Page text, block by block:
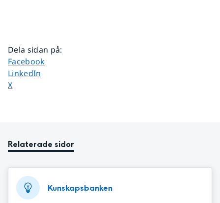
Dela sidan på:
Dela sidan på
Facebook
Dela sidan på
LinkedIn
Dela sidan på
X
Relaterade sidor
Kunskapsbanken